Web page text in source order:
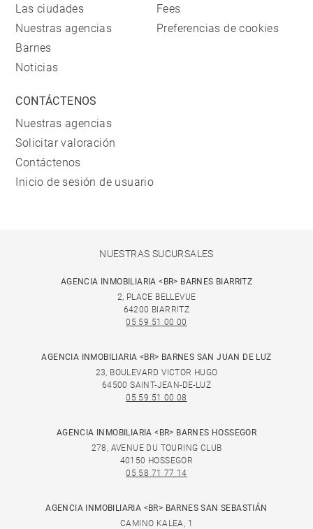
Las ciudades
Nuestras agencias
Barnes
Noticias
Fees
Preferencias de cookies
CONTÁCTENOS
Nuestras agencias
Solicitar valoración
Contáctenos
Inicio de sesión de usuario
NUESTRAS SUCURSALES
AGENCIA INMOBILIARIA <BR> BARNES BIARRITZ
2, PLACE BELLEVUE
64200 BIARRITZ
05 59 51 00 00
AGENCIA INMOBILIARIA <BR> BARNES SAN JUAN DE LUZ
23, BOULEVARD VICTOR HUGO
64500 SAINT-JEAN-DE-LUZ
05 59 51 00 08
AGENCIA INMOBILIARIA <BR> BARNES HOSSEGOR
278, AVENUE DU TOURING CLUB
40150 HOSSEGOR
05 58 71 77 14
AGENCIA INMOBILIARIA <BR> BARNES SAN SEBASTIÁN
CAMINO KALEA, 1